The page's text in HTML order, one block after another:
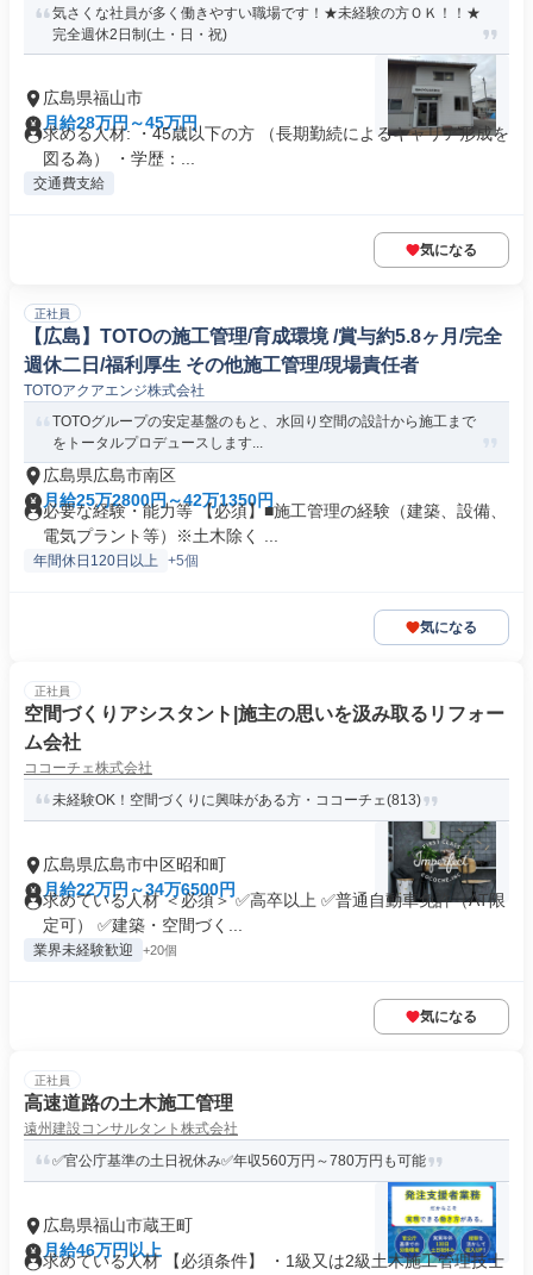
気さくな社員が多く働きやすい職場です！★未経験の方ＯＫ！！★
完全週休2日制(土・日・祝)
広島県福山市
月給28万円～45万円
求める人材: ・45歳以下の方 （長期勤続によるキャリア形成を
図る為） ・学歴：...
交通費支給
気になる
正社員
【広島】TOTOの施工管理/育成環境 /賞与約5.8ヶ月/完全
週休二日/福利厚生 その他施工管理/現場責任者
TOTOアクアエンジ株式会社
TOTOグループの安定基盤のもと、水回り空間の設計から施工まで
をトータルプロデュースします...
広島県広島市南区
月給25万2800円～42万1350円
必要な経験・能力等 【必須】■施工管理の経験（建築、設備、
電気プラント等）※土木除く ...
年間休日120日以上 +5個
気になる
正社員
空間づくりアシスタント|施主の思いを汲み取るリフォー
ム会社
ココーチェ株式会社
未経験OK！空間づくりに興味がある方・ココーチェ(813)
広島県広島市中区昭和町
月給22万円～34万6500円
求めている人材 ＜必須＞ ✅高卒以上 ✅普通自動車免許（AT限
定可） ✅建築・空間づく...
業界未経験歓迎 +20個
気になる
正社員
高速道路の土木施工管理
遠州建設コンサルタント株式会社
✅官公庁基準の土日祝休み✅年収560万円～780万円も可能
広島県福山市蔵王町
月給46万円以上
求めている人材 【必須条件】 ・1級又は2級土木施工管理技士